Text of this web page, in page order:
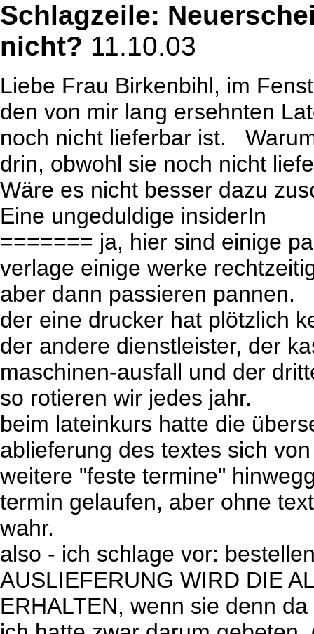
Schlagzeile:
nicht? 11.10.03
Liebe Frau Birkenbihl, im
den von mir lang ersehnten
noch nicht lieferbar ist.
drin, obwohl sie noch nicht
Wäre es nicht besser dazu
Eine ungeduldige insiderIn
======= ja, hier sind einige
verlage einige werke
aber dann passieren pannen.
der eine drucker hat plötzlich
der andere dienstleister, der
maschinen-ausfall und der
so rotieren wir jedes jahr.
beim lateinkurs hatte die
ablieferung des textes sich
weitere "feste termine"
termin gelaufen, aber ohne
wahr.
also - ich schlage vor:
AUSLIEFERUNG WIRD DIE
ERHALTEN, wenn sie denn